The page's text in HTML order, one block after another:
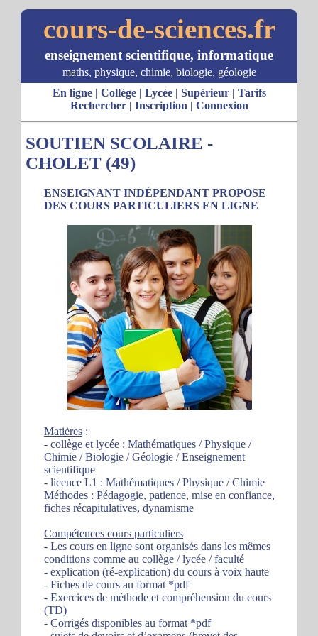
cours-de-sciences.fr
enseignement scientifique, informatique
maths, physique, chimie, biologie, géologie
En ligne| Collège| Lycée| Supérieur| Tarifs
Rechercher| Inscription | Connexion
SOUTIEN SCOLAIRE -
CHOLET (49)
ENSEIGNANT INDÉPENDANT PROPOSE
DES COURS PARTICULIERS EN LIGNE
Matières :
- collège et lycée : Mathématiques / Physique /
Chimie / Biologie / Géologie / Enseignement
scientifique
- licence L1 : Mathématiques / Physique / Chimie
Méthodes : Pédagogie, patience, mise en confiance,
fiches récapitulatives, dynamisme
Compétences cours particuliers
- Les cours en ligne sont organisés dans les mêmes
conditions comme au collège / lycée / faculté
- explication (ré-explication) du cours à voix haute
- Fiches de cours au format *pdf
- Exercices de méthode et compréhension du cours
(TD)
- Corrigés disponibles au format *pdf